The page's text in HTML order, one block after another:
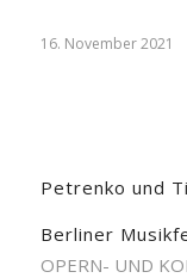
16. November 2021
Petrenko und
Berliner
OPERN- UND